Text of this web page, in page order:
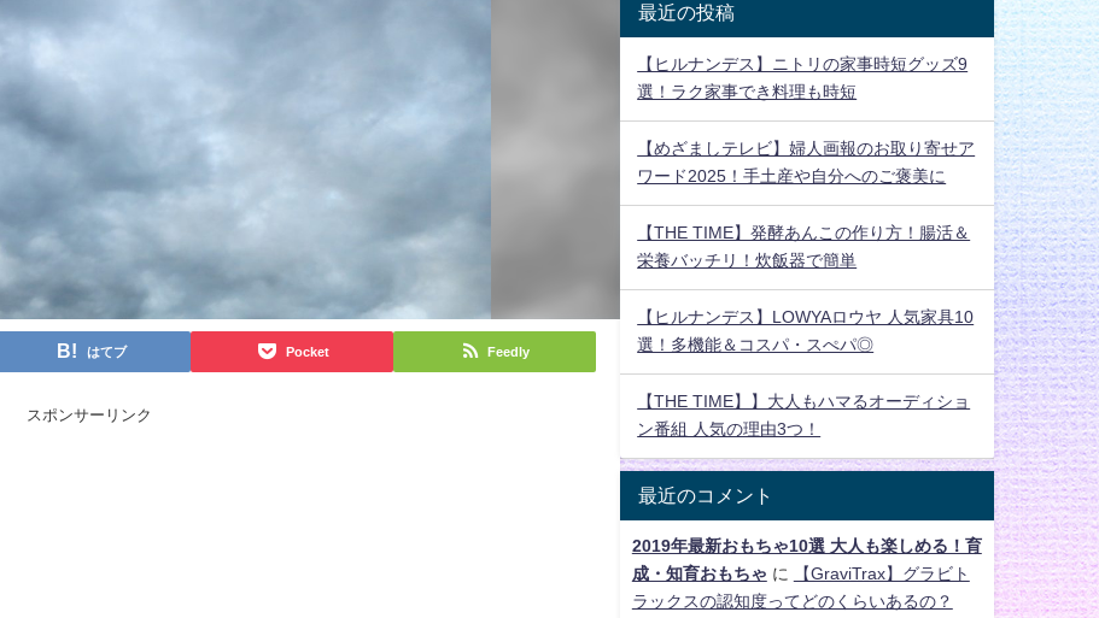
はてブ Pocket Feedly
スポンサーリンク
最近の投稿
【ヒルナンデス】ニトリの家事時短グッズ9
選！ラク家事でき料理も時短
【めざましテレビ】婦人画報のお取り寄せア
ワード2025！手土産や自分へのご褒美に
【THE TIME】発酵あんこの作り方！腸活＆
栄養バッチリ！炊飯器で簡単
【ヒルナンデス】LOWYAロウヤ 人気家具10
選！多機能＆コスパ・スぺパ◎
【THE TIME】】大人もハマるオーディショ
ン番組 人気の理由3つ！
最近のコメント
2019年最新おもちゃ10選 大人も楽しめる！育
成・知育おもちゃ に
【GraviTrax】グラビト
ラックスの認知度ってどのくらいあるの？